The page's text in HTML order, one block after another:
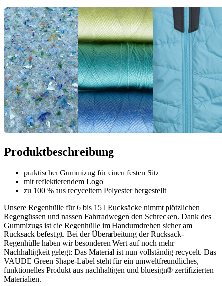
Produktbeschreibung
praktischer Gummizug für einen festen Sitz
mit reflektierendem Logo
zu 100 % aus recyceltem Polyester hergestellt
Unsere Regenhülle für 6 bis 15 l Rucksäcke nimmt plötzlichen
Regengüssen und nassen Fahrradwegen den Schrecken. Dank des
Gummizugs ist die Regenhülle im Handumdrehen sicher am
Rucksack befestigt. Bei der Überarbeitung der Rucksack-
Regenhülle haben wir besonderen Wert auf noch mehr
Nachhaltigkeit gelegt: Das Material ist nun vollständig recycelt. Das
VAUDE Green Shape-Label steht für ein umweltfreundliches,
funktionelles Produkt aus nachhaltigen und bluesign® zertifizierten
Materialien.